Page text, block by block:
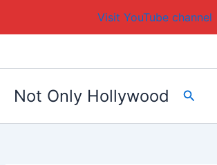
Visit YouTube channel
Not Only Hollywood Search